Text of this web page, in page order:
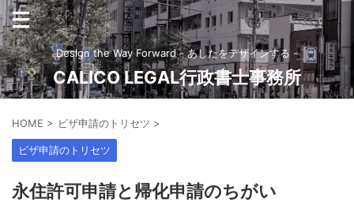
Design the Way Forward - あしたをデザインする -
CALICO LEGAL行政書士事務所
HOME > ビザ申請のトリセツ >
ビザ申請のトリセツ
永住許可申請と帰化申請のちがい